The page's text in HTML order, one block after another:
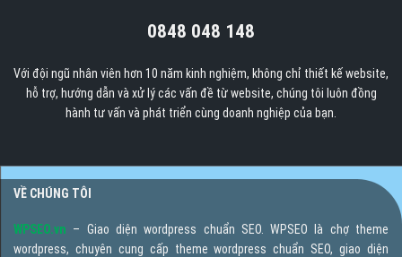
0848 048 148
Với đội ngũ nhân viên hơn 10 năm kinh nghiệm, không chỉ thiết kế website,
hỗ trợ, hướng dẫn và xử lý các vấn đề từ website, chúng tôi luôn đồng
hành tư vấn và phát triển cùng doanh nghiệp của bạn.
VỀ CHÚNG TÔI
WPSEO.vn – Giao diện wordpress chuẩn SEO. WPSEO là chợ theme
wordpress, chuyên cung cấp theme wordpress chuẩn SEO, giao diện